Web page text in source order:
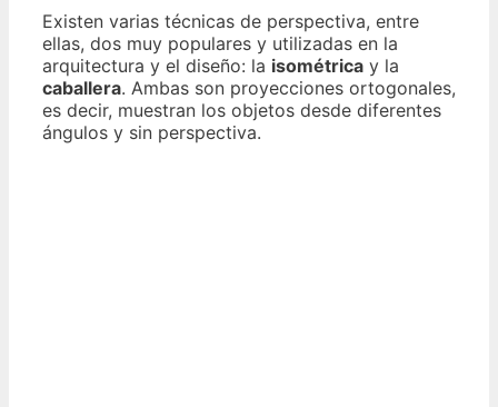
Existen varias técnicas de perspectiva, entre
ellas, dos muy populares y utilizadas en la
arquitectura y el diseño: la isométrica y la
caballera. Ambas son proyecciones ortogonales,
es decir, muestran los objetos desde diferentes
ángulos y sin perspectiva.